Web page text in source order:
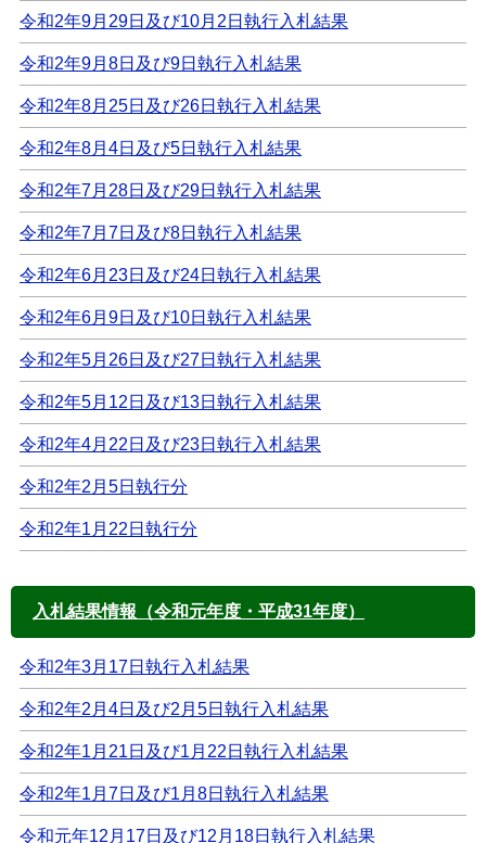
令和2年9月29日及び10月2日執行入札結果
令和2年9月8日及び9日執行入札結果
令和2年8月25日及び26日執行入札結果
令和2年8月4日及び5日執行入札結果
令和2年7月28日及び29日執行入札結果
令和2年7月7日及び8日執行入札結果
令和2年6月23日及び24日執行入札結果
令和2年6月9日及び10日執行入札結果
令和2年5月26日及び27日執行入札結果
令和2年5月12日及び13日執行入札結果
令和2年4月22日及び23日執行入札結果
令和2年2月5日執行分
令和2年1月22日執行分
入札結果情報（令和元年度・平成31年度）
令和2年3月17日執行入札結果
令和2年2月4日及び2月5日執行入札結果
令和2年1月21日及び1月22日執行入札結果
令和2年1月7日及び1月8日執行入札結果
令和元年12月17日及び12月18日執行入札結果